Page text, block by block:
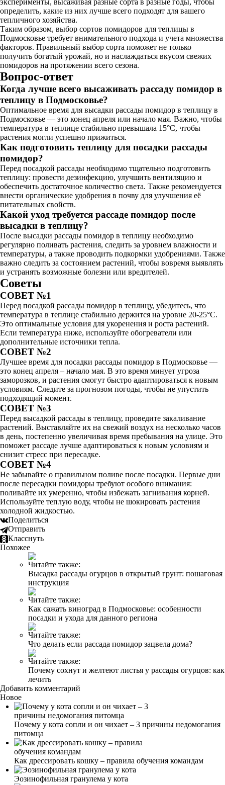
эксперименты, высаживая разные сорта в разные годы, чтобы
определить, какие из них лучше всего подходят для вашего
тепличного хозяйства.
Таким образом, выбор сортов помидоров для теплицы в
Подмосковье требует внимательного подхода и учета множества
факторов. Правильный выбор сорта поможет не только
получить богатый урожай, но и наслаждаться вкусом свежих
помидоров на протяжении всего сезона.
Вопрос-ответ
Когда лучше всего высаживать рассаду помидор в
теплицу в Подмосковье?
Оптимальное время для высадки рассады помидор в теплицу в
Подмосковье — это конец апреля или начало мая. Важно, чтобы
температура в теплице стабильно превышала 15°C, чтобы
растения могли успешно прижиться.
Как подготовить теплицу для посадки рассады
помидор?
Перед посадкой рассады необходимо тщательно подготовить
теплицу: провести дезинфекцию, улучшить вентиляцию и
обеспечить достаточное количество света. Также рекомендуется
внести органические удобрения в почву для улучшения её
питательных свойств.
Какой уход требуется рассаде помидор после
высадки в теплицу?
После высадки рассады помидор в теплицу необходимо
регулярно поливать растения, следить за уровнем влажности и
температуры, а также проводить подкормки удобрениями. Также
важно следить за состоянием растений, чтобы вовремя выявлять
и устранять возможные болезни или вредителей.
Советы
СОВЕТ №1
Перед посадкой рассады помидор в теплицу, убедитесь, что
температура в теплице стабильно держится на уровне 20-25°C.
Это оптимальные условия для укоренения и роста растений.
Если температура ниже, используйте обогреватели или
дополнительные источники тепла.
СОВЕТ №2
Лучшее время для посадки рассады помидор в Подмосковье —
это конец апреля – начало мая. В это время минует угроза
заморозков, и растения смогут быстро адаптироваться к новым
условиям. Следите за прогнозом погоды, чтобы не упустить
подходящий момент.
СОВЕТ №3
Перед высадкой рассады в теплицу, проведите закаливание
растений. Выставляйте их на свежий воздух на несколько часов
в день, постепенно увеличивая время пребывания на улице. Это
поможет рассаде лучше адаптироваться к новым условиям и
снизит стресс при пересадке.
СОВЕТ №4
Не забывайте о правильном поливе после посадки. Первые дни
после пересадки помидоры требуют особого внимания:
поливайте их умеренно, чтобы избежать загнивания корней.
Используйте теплую воду, чтобы не шокировать растения
холодной жидкостью.
Поделиться
Отправить
Класснуть
Похожее
Читайте также:
Высадка рассады огурцов в открытый грунт: пошаговая
инструкция
Читайте также:
Как сажать виноград в Подмосковье: особенности
посадки и ухода для данного региона
Читайте также:
Что делать если рассада помидор зацвела дома?
Читайте также:
Почему сохнут и желтеют листья у рассады огурцов: как
лечить
Добавить комментарий
Новое
Почему у кота сопли и он чихает – 3 причины недомогания
питомца
Как дрессировать кошку – правила обучения командам
Эозинофильная гранулема у кота